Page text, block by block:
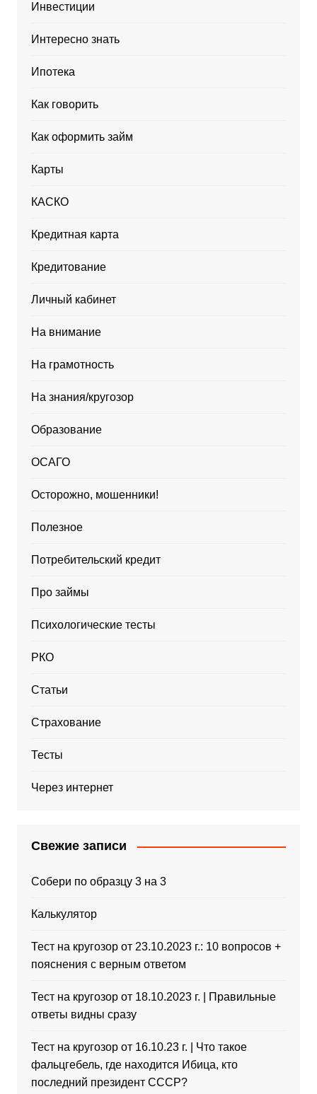
Инвестиции
Интересно знать
Ипотека
Как говорить
Как оформить займ
Карты
КАСКО
Кредитная карта
Кредитование
Личный кабинет
На внимание
На грамотность
На знания/кругозор
Образование
ОСАГО
Осторожно, мошенники!
Полезное
Потребительский кредит
Про займы
Психологические тесты
РКО
Статьи
Страхование
Тесты
Через интернет
Свежие записи
Собери по образцу 3 на 3
Калькулятор
Тест на кругозор от 23.10.2023 г.: 10 вопросов +
пояснения с верным ответом
Тест на кругозор от 18.10.2023 г. | Правильные
ответы видны сразу
Тест на кругозор от 16.10.23 г. | Что такое
фальцгебель, где находится Ибица, кто
последний президент СССР?